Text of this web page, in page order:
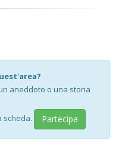
aneddoto o una storia
scheda.
Partecipa